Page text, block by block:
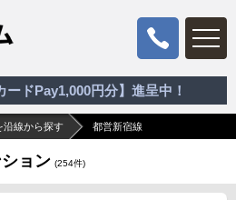
ドPay1,000円分】進呈中！
沿線から探す 都営新宿線
ョン (254件)